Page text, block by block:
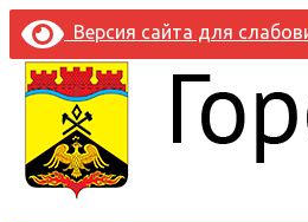
Версия сайта для